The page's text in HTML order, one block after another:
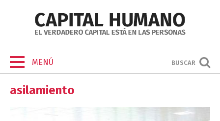
MENÚ BUSCAR
asilamiento